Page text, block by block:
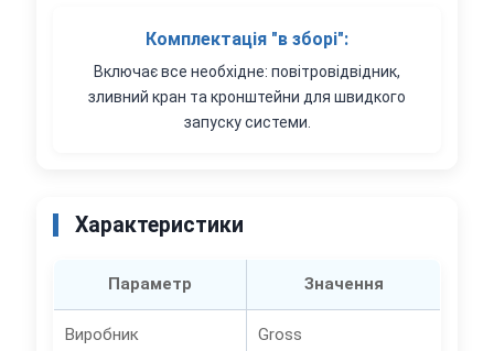
Комплектація "в зборі":
Включає все необхідне: повітровідвідник,
зливний кран та кронштейни для швидкого
запуску системи.
Характеристики
Параметр Значення
Виробник Gross